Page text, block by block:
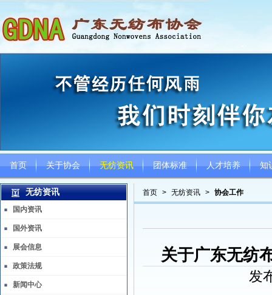
首页 关于协会 无纺资讯 团体标准 人才培养 知
首页 > 无纺资讯 > 协会工作
关于广东无纺
发
无纺资讯
国内资讯
国外资讯
展会信息
政策法规
新闻中心